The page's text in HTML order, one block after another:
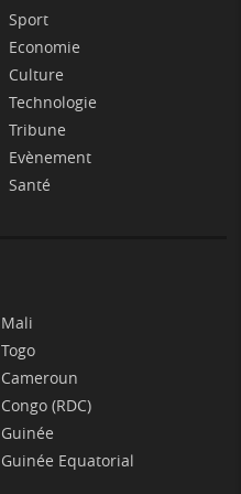
Sport
Economie
Culture
Technologie
Tribune
Evènement
Santé
Mali
Togo
Cameroun
Congo (RDC)
Guinée
Guinée Equatorial